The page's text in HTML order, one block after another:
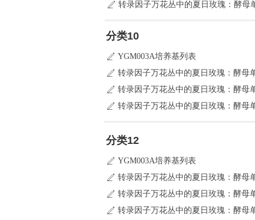
ꄅ YGM003A培养基列表
ꄅ
ꄅ
ꄅ
分类10
ꄅ
ꄅ YGM003A培养基列表
ꄅ
ꄅ
ꄅ
分类12